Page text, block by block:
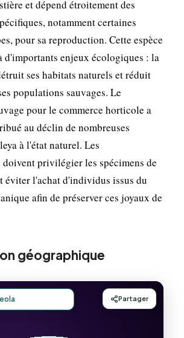
et dépend étroitement des
notamment certaines
pour sa reproduction. Cette espèce
d'importants enjeux écologiques : la
ses habitats naturels et réduit
populations sauvages. Le
pour le commerce horticole a
au déclin de nombreuses
à l'état naturel. Les
privilégier les spécimens de
éviter l'achat d'individus issus du
afin de préserver ces joyaux de
géographique